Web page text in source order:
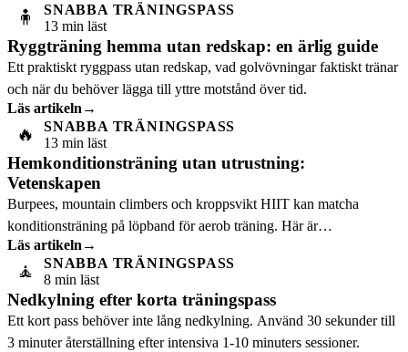
🧍
SNABBA TRÄNINGSPASS
13 min läst
Ryggträning hemma utan redskap: en ärlig guide
Ett praktiskt ryggpass utan redskap, vad golvövningar faktiskt tränar
och när du behöver lägga till yttre motstånd över tid.
Läs artikeln →
🔥
SNABBA TRÄNINGSPASS
13 min läst
Hemkonditionsträning utan utrustning:
Vetenskapen
Burpees, mountain climbers och kroppsvikt HIIT kan matcha
konditionsträning på löpband för aerob träning. Här är
träningsvetenskapen som förklarar varför.
Läs artikeln →
🧘
SNABBA TRÄNINGSPASS
8 min läst
Nedkylning efter korta träningspass
Ett kort pass behöver inte lång nedkylning. Använd 30 sekunder till
3 minuter återställning efter intensiva 1-10 minuters sessioner.